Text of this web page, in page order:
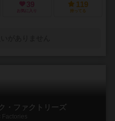
39
お気に入り
119
持ってる
・ファクトリーズ
Factories